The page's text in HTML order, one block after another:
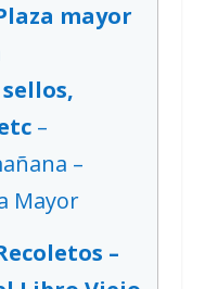
mayor
–
–
Mayor
–